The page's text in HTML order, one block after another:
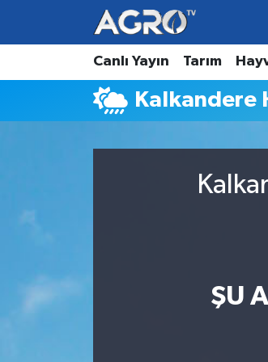
Canlı Yayın Tarım
Kalkandere
ŞU
Hava Durumu
Trafik Durumu